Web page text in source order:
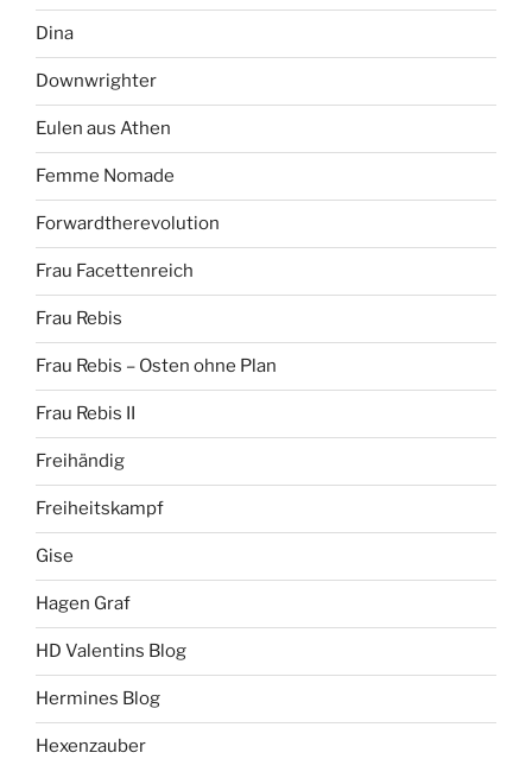
Dina
Downwrighter
Eulen aus Athen
Femme Nomade
Forwardtherevolution
Frau Facettenreich
Frau Rebis
Frau Rebis – Osten ohne Plan
Frau Rebis II
Freihändig
Freiheitskampf
Gise
Hagen Graf
HD Valentins Blog
Hermines Blog
Hexenzauber